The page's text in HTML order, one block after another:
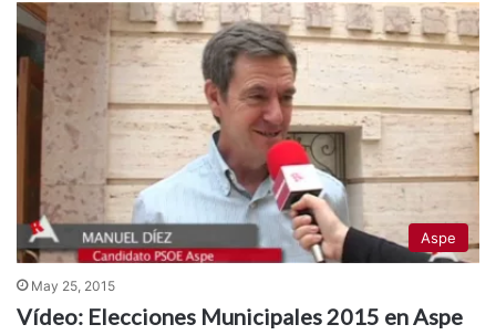
Aspe
May 25, 2015
Vídeo: Elecciones Municipales 2015 en Aspe